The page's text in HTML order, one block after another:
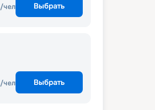
/чел Выбрать
/чел Выбрать